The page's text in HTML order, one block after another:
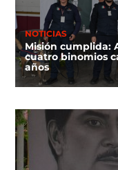
NOTICIAS
Misión cumplida:
cuatro binomios
años